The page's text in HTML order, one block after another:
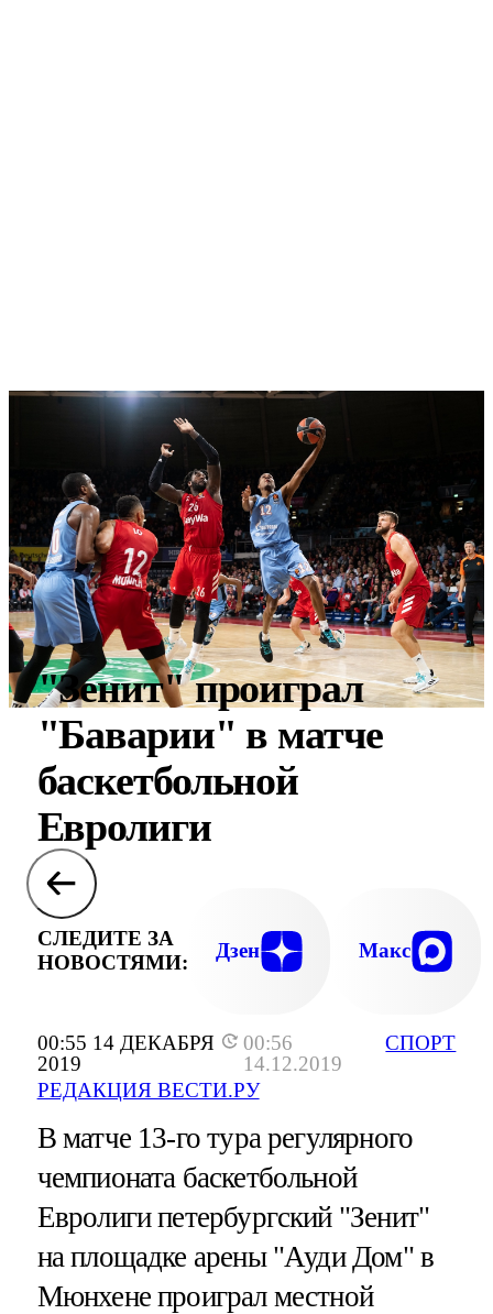
00:55 14 ДЕКАБРЯ
2019
00:56
14.12.2019
РЕДАКЦИЯ ВЕСТИ.РУ
СПОРТ
"Зенит" проиграл
"Баварии" в матче
баскетбольной
Евролиги
СЛЕДИТЕ ЗА
НОВОСТЯМИ:
Дзен Макс
В матче 13-го тура регулярного
чемпионата баскетбольной
Евролиги петербургский "Зенит"
на площадке арены "Ауди Дом" в
Мюнхене проиграл местной